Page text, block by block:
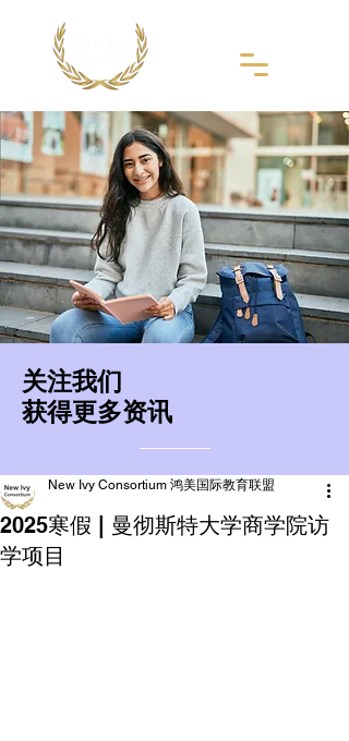
​关注我们
获得更多资讯
2025寒假 | 曼彻斯特大学商学院访
学项目
New Ivy Consortium 鸿美国际教育联盟